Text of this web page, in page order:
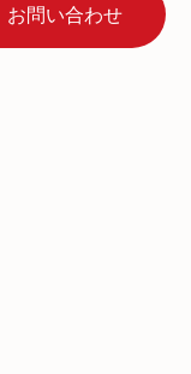
お問い合わせ